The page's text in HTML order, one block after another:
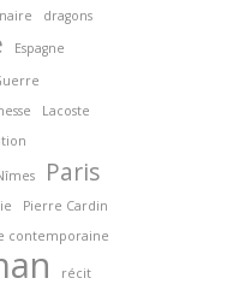
dragons
Espagne
Lacoste
Paris
Pierre Cardin
contemporaine
récit